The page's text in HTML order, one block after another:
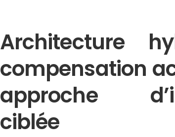
Architecture
compensation
approche
ciblée